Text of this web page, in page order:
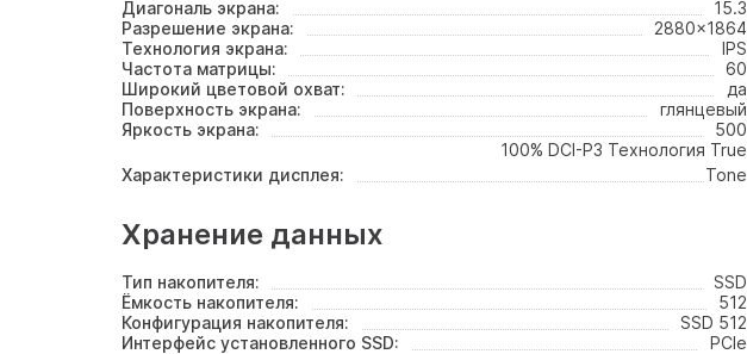
Диагональ экрана:
15.3
Разрешение экрана:
2880x1864
Технология экрана:
IPS
Частота матрицы:
60
Широкий цветовой охват:
да
Поверхность экрана:
глянцевый
Яркость экрана:
500
Характеристики дисплея:
100% DCI-P3 Технология True
Tone
Хранение данных
Тип накопителя:
SSD
Ёмкость накопителя:
512
Конфигурация накопителя:
SSD 512
Интерфейс установленного SSD:
PCIe